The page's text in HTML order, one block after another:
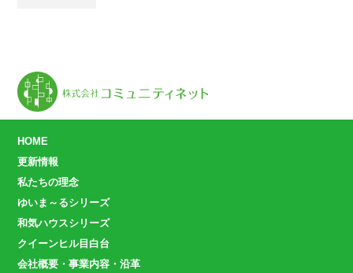
HOME
更新情報
私たちの理念
ゆいま～るシリーズ
和気ハウスシリーズ
クイーンヒル目白台
会社概要・事業内容・沿革